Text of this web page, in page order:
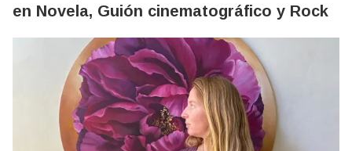
en Novela, Guión cinematográfico y Rock